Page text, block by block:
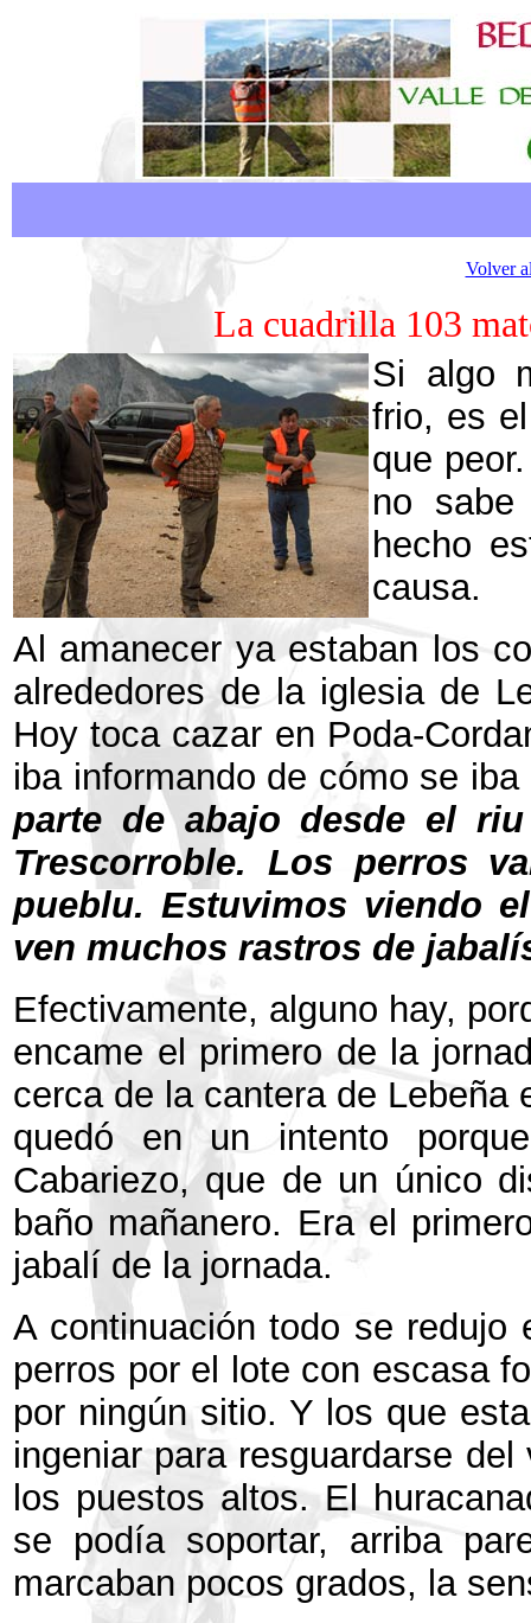
Volver
La cuadrilla 103
Si algo
frio, es
que
no sabe
hecho
causa.
Al amanecer ya estaban los
alrededores de la iglesia de
Hoy toca cazar en Poda-
iba informando de cómo se
parte de abajo desde el
Trescorroble. Los perros
pueblu. Estuvimos viendo
ven muchos rastros de
Efectivamente, alguno hay,
encame el primero de la
cerca de la cantera de Lebeña
quedó en un intento
Cabariezo, que de un único
baño mañanero. Era el
jabalí de la jornada.
A continuación todo se
perros por el lote con escasa
por ningún sitio. Y los que
ingeniar para resguardarse
los puestos altos. El
se podía soportar, arriba
marcaban pocos grados, la